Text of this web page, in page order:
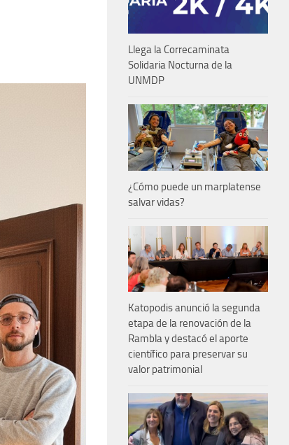
Llega la Correcaminata
Solidaria Nocturna de la
UNMDP
¿Cómo puede un marplatense
salvar vidas?
Katopodis anunció la segunda
etapa de la renovación de la
Rambla y destacó el aporte
científico para preservar su
valor patrimonial